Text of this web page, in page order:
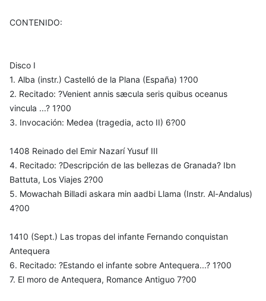
CONTENIDO:
Disco I
1. Alba (instr.) Castelló de la Plana (España) 1?00
2. Recitado: ?Venient annis sæcula seris quibus oceanus
vincula ...? 1?00
3. Invocación: Medea (tragedia, acto II) 6?00
1408 Reinado del Emir Nazarí Yusuf III
4. Recitado: ?Descripción de las bellezas de Granada? Ibn
Battuta, Los Viajes 2?00
5. Mowachah Billadi askara min aadbi Llama (Instr. Al-Andalus)
4?00
1410 (Sept.) Las tropas del infante Fernando conquistan
Antequera
6. Recitado: ?Estando el infante sobre Antequera...? 1?00
7. El moro de Antequera, Romance Antiguo 7?00